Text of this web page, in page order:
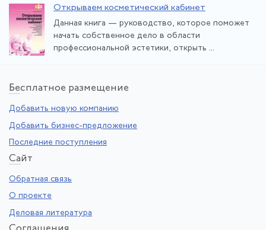
Открываем косметический кабинет
Данная книга — руководство, которое поможет
начать собственное дело в области
профессиональной эстетики, открыть ...
Бесплатное размещение
Добавить новую компанию
Добавить бизнес-предложение
Последние поступления
Сайт
Обратная связь
О проекте
Деловая литература